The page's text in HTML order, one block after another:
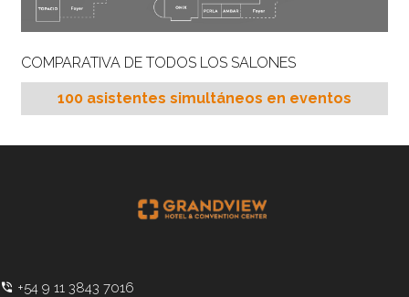
COMPARATIVA DE TODOS LOS SALONES
100 asistentes simultáneos en eventos
+54 9 11 3843 7016